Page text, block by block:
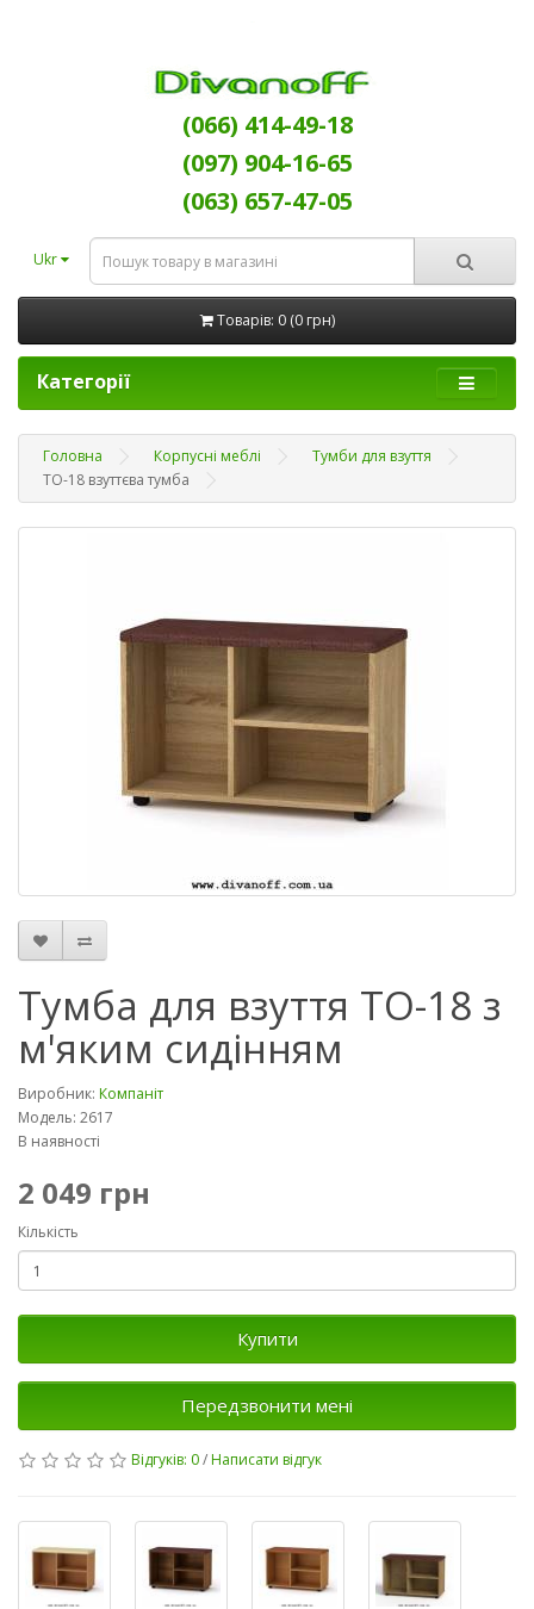
(066) 414-49-18
(097) 904-16-65
(063) 657-47-05
Ukr
Товарів: 0 (0 грн)
Категорії
Головна Корпусні меблі
Тумби для взуття
ТО-18 взуттєва тумба
Тумба для взуття ТО-18 з
м'яким сидінням
Виробник: Компаніт
Модель: 2617
В наявності
2 049 грн
Кількість
Купити
Передзвонити мені
Відгуків: 0/Написати відгук